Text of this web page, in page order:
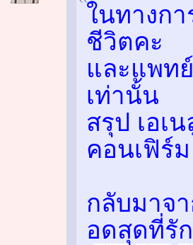
ในทางก
ชีวิตคะ
และแพท
เท่านั้น
สรุป เอเ
คอนเฟิร์ม
กลับมาจ
อดสุดที่รั